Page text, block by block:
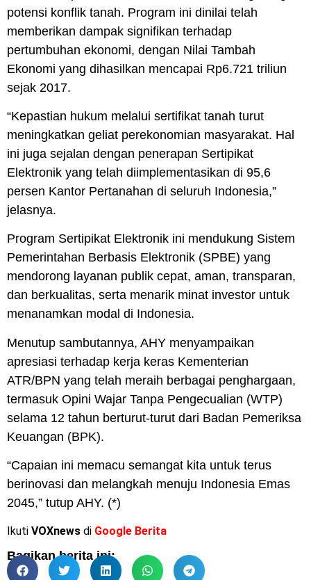
potensi konflik tanah. Program ini dinilai telah
memberikan dampak signifikan terhadap
pertumbuhan ekonomi, dengan Nilai Tambah
Ekonomi yang dihasilkan mencapai Rp6.721 triliun
sejak 2017.
“Kepastian hukum melalui sertifikat tanah turut
meningkatkan geliat perekonomian masyarakat. Hal
ini juga sejalan dengan penerapan Sertipikat
Elektronik yang telah diimplementasikan di 95,6
persen Kantor Pertanahan di seluruh Indonesia,”
jelasnya.
Program Sertipikat Elektronik ini mendukung Sistem
Pemerintahan Berbasis Elektronik (SPBE) yang
mendorong layanan publik cepat, aman, transparan,
dan berkualitas, serta menarik minat investor untuk
menanamkan modal di Indonesia.
Menutup sambutannya, AHY menyampaikan
apresiasi terhadap kerja keras Kementerian
ATR/BPN yang telah meraih berbagai penghargaan,
termasuk Opini Wajar Tanpa Pengecualian (WTP)
selama 12 tahun berturut-turut dari Badan Pemeriksa
Keuangan (BPK).
“Capaian ini memacu semangat kita untuk terus
berinovasi dan melangkah menuju Indonesia Emas
2045,” tutup AHY. (*)
Ikuti VOXnews di Google Berita
Bagikan berita ini: